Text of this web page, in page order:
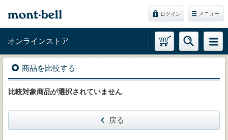
ログイン メニュー
オンラインストア
商品を比較する
比較対象商品が選択されていません
戻る